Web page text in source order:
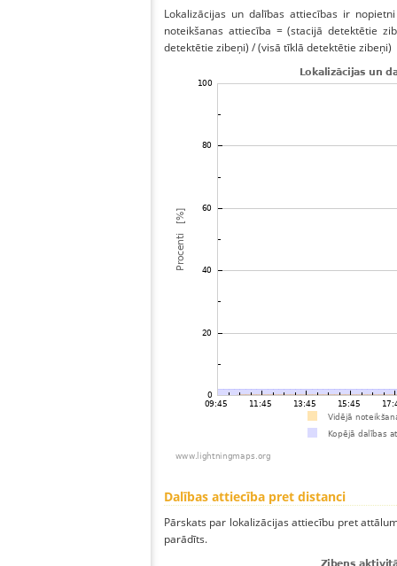
Lokalizācijas un dalības attiecības ir
noteikšanas attiecība = (stacijā detektētie
detektētie zibeņi) / (visā tīklā detektētie zibeņi)
Dalības attiecība pret distanci
Pārskats par lokalizācijas attiecību pret
parādīts.